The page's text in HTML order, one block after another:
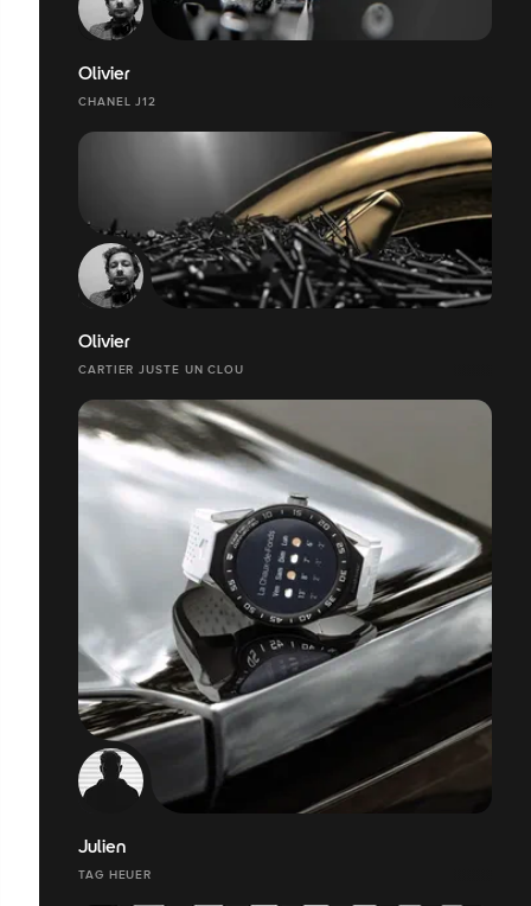
Olivier
CHANEL J12
Olivier
CARTIER JUSTE UN CLOU
Julien
TAG HEUER